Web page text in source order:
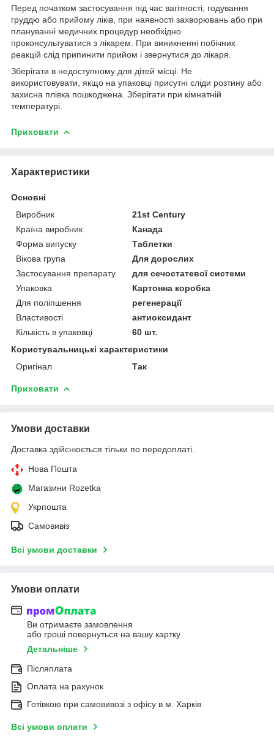
Перед початком застосування під час вагітності, годування
груддю або прийому ліків, при наявності захворювань або при
плануванні медичних процедур необхідно
проконсультуватися з лікарем. При виникненні побічних
реакцій слід припинити прийом і звернутися до лікаря.
Зберігати в недоступному для дітей місці. Не
використовувати, якщо на упаковці присутні сліди розтину або
захисна плівка пошкоджена. Зберігати при кімнатній
температурі.
Приховати
Характеристики
Основні
Виробник
21st Century
Країна виробник
Канада
Форма випуску
Таблетки
Вікова група
Для дорослих
Застосування препарату
для сечостатевої системи
Упаковка
Картонна коробка
Для поліпшення
регенерації
Властивості
антиоксидант
Кількість в упаковці
60 шт.
Користувальницькі характеристики
Оригінал
Так
Приховати
Умови доставки
Доставка здійснюється тільки по передоплаті.
Нова Пошта
Магазини Rozetka
Укрпошта
Самовивіз
Всі умови доставки
Умови оплати
Ви отримаєте замовлення
або гроші повернуться на вашу картку
Детальніше
Післяплата
Оплата на рахунок
Готівкою при самовивозі з офісу в м. Харків
Всі умови оплати